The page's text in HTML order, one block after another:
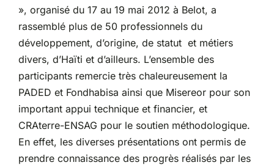
», organisé du 17 au 19 mai 2012 à Belot, a
rassemblé plus de 50 professionnels du
développement, d’origine, de statut et métiers
divers, d’Haïti et d’ailleurs. L’ensemble des
participants remercie très chaleureusement la
PADED et Fondhabisa ainsi que Misereor pour son
important appui technique et financier, et
CRAterre-ENSAG pour le soutien méthodologique.
En effet, les diverses présentations ont permis de
prendre connaissance des progrès réalisés par les